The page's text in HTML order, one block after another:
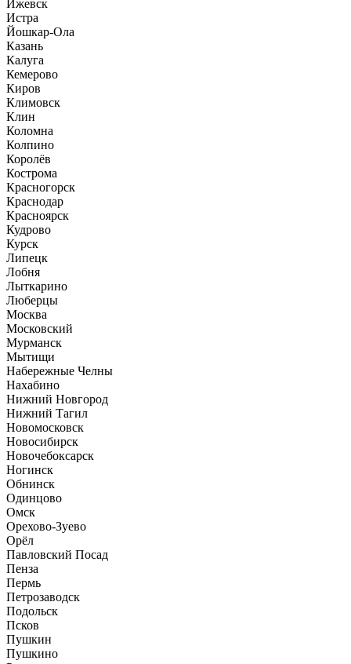
Ижевск
Истра
Йошкар-Ола
Казань
Калуга
Кемерово
Киров
Климовск
Клин
Коломна
Колпино
Королёв
Кострома
Красногорск
Краснодар
Красноярск
Кудрово
Курск
Липецк
Лобня
Лыткарино
Люберцы
Москва
Московский
Мурманск
Мытищи
Набережные Челны
Нахабино
Нижний Новгород
Нижний Тагил
Новомосковск
Новосибирск
Новочебоксарск
Ногинск
Обнинск
Одинцово
Омск
Орехово-Зуево
Орёл
Павловский Посад
Пенза
Пермь
Петрозаводск
Подольск
Псков
Пушкин
Пушкино